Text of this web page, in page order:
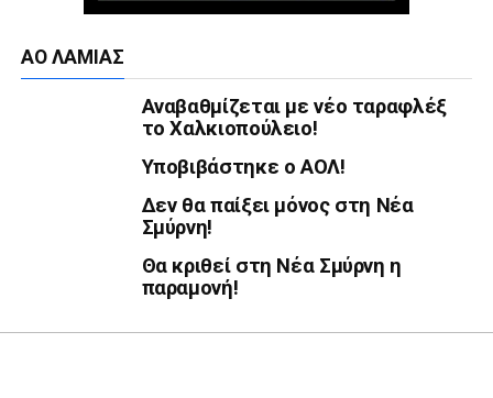
ΑΟ ΛΑΜΊΑΣ
Αναβαθμίζεται με νέο ταραφλέξ
το Χαλκιοπούλειο!
Υποβιβάστηκε ο ΑΟΛ!
Δεν θα παίξει μόνος στη Νέα
Σμύρνη!
Θα κριθεί στη Νέα Σμύρνη η
παραμονή!